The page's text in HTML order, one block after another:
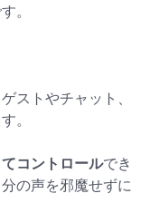
。
ストやチャット、
。
コントロールでき
の声を邪魔せずに